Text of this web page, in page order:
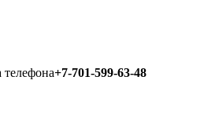
+7-701-599-63-48